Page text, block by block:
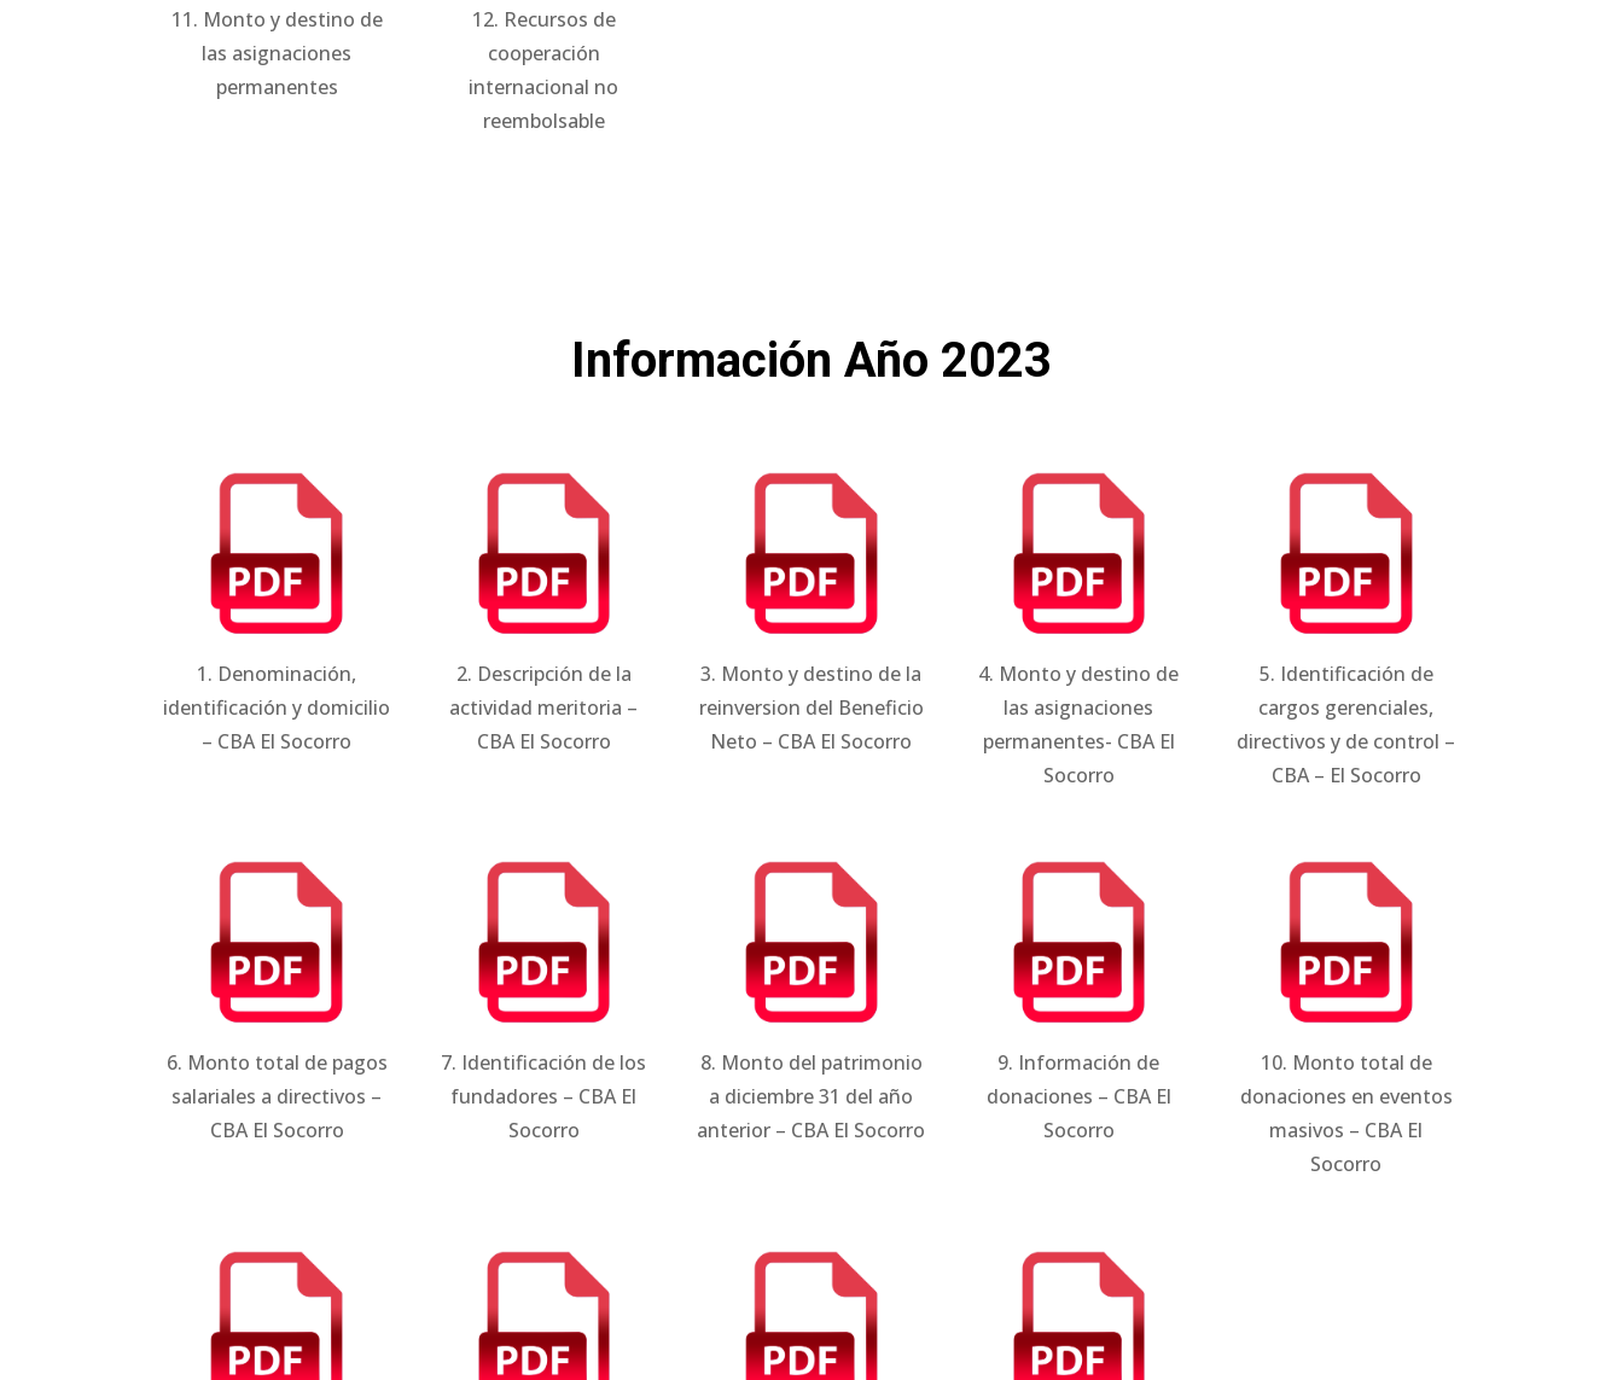
11. Monto y destino de
las asignaciones
permanentes
12. Recursos de
cooperación
internacional no
reembolsable
Información Año 2023
1. Denominación,
identificación y domicilio
– CBA El Socorro
2. Descripción de la
actividad meritoria –
CBA El Socorro
3. Monto y destino de la
reinversion del Beneficio
Neto – CBA El Socorro
4. Monto y destino de
las asignaciones
permanentes- CBA El
Socorro
5. Identificación de
cargos gerenciales,
directivos y de control –
CBA – El Socorro
6. Monto total de pagos
salariales a directivos –
CBA El Socorro
7. Identificación de los
fundadores – CBA El
Socorro
8. Monto del patrimonio
a diciembre 31 del año
anterior – CBA El Socorro
9. Información de
donaciones – CBA El
Socorro
10. Monto total de
donaciones en eventos
masivos – CBA El
Socorro